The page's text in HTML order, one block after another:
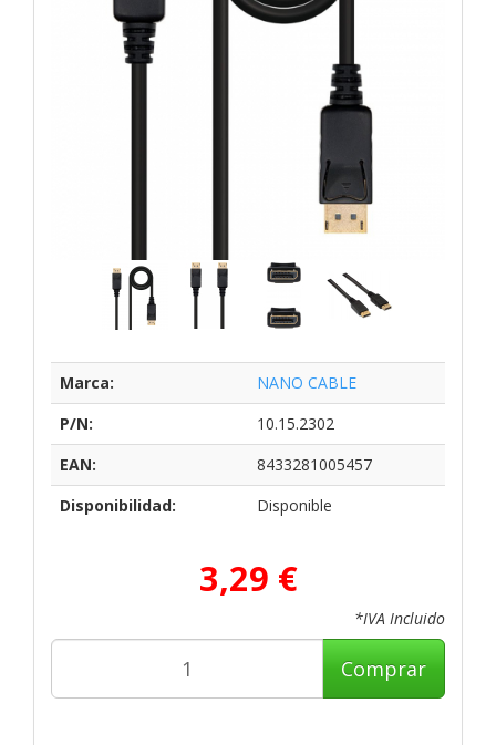
Marca:
NANO CABLE
P/N:
10.15.2302
EAN:
8433281005457
Disponibilidad:
Disponible
3,29 €
*IVA Incluido
Comprar